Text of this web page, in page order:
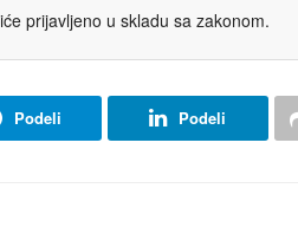
prijavljeno u skladu sa zakonom.
Podeli Podeli